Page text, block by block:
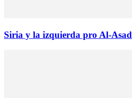
Siria y la izquierda pro Al-Asad